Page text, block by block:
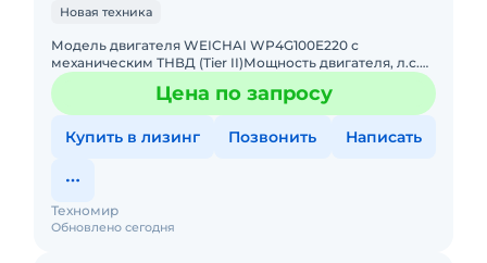
Новая техника
Модель двигателя WEICHAI WP4G100E220 с
механическим ТНВД (Tier II)Мощность двигателя, л.с.
(кВт) / объем двигателя, л. 100,6 (74) / 4,5Максимальный
крутящий мом
Цена по запросу
Купить в лизинг Позвонить Написать
Обновлено сегодня
Техномир